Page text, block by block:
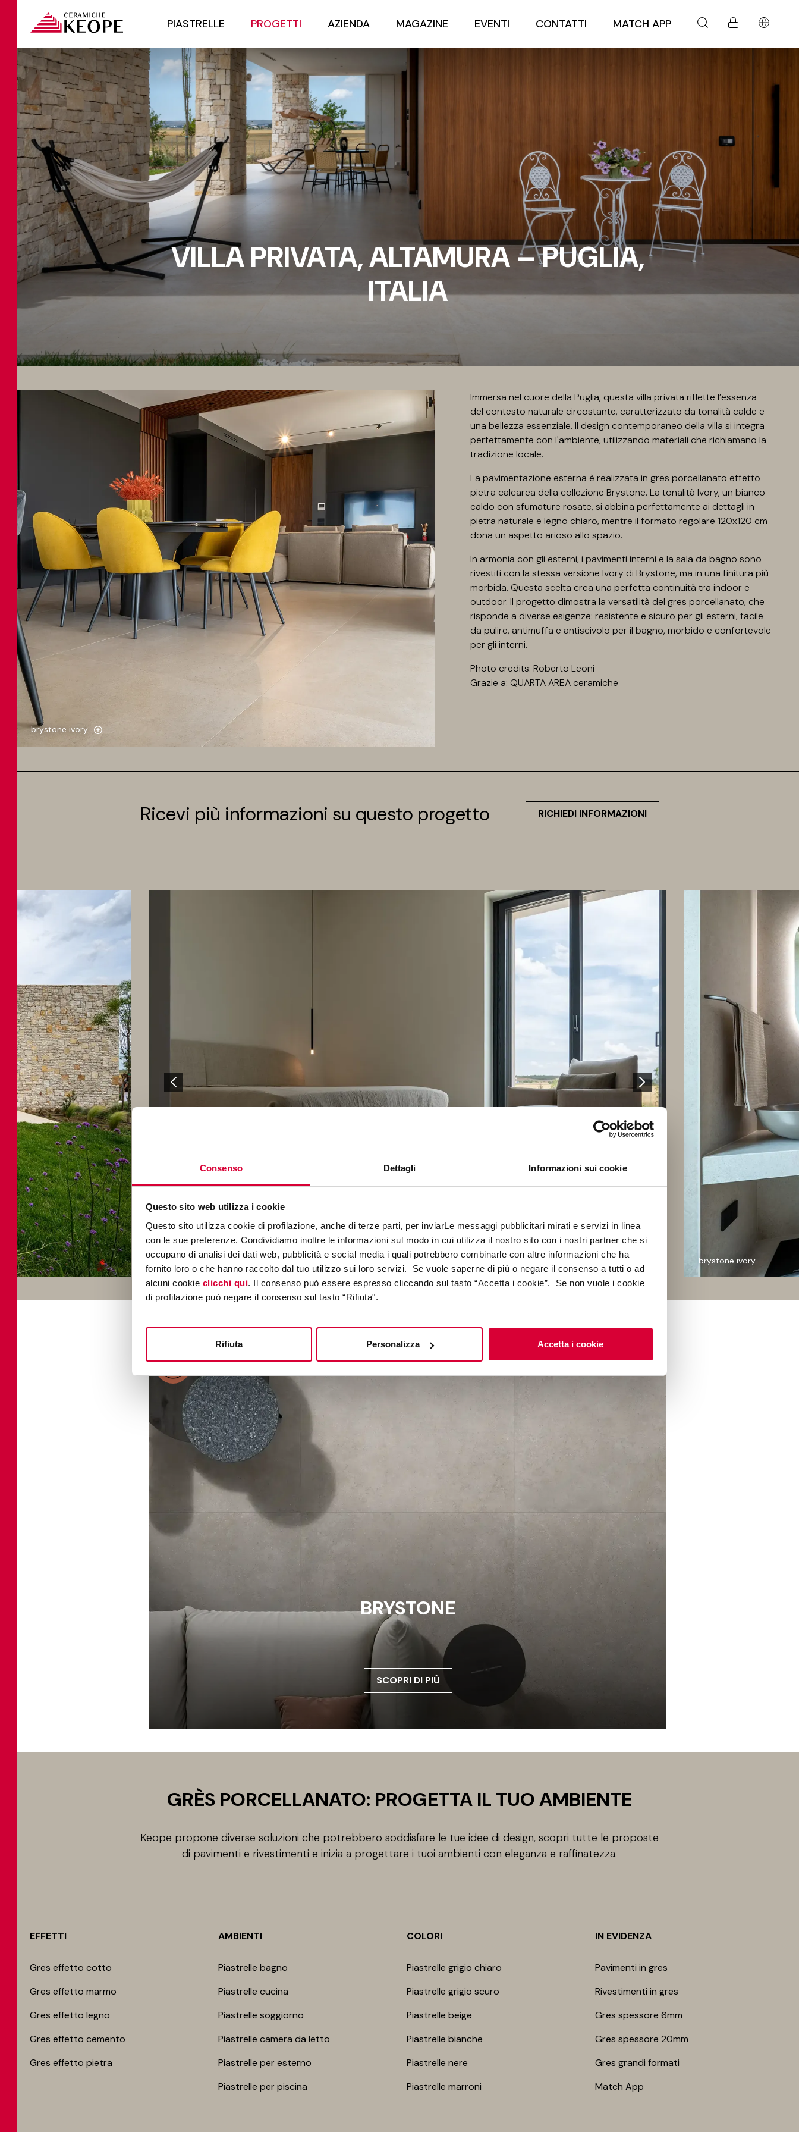
Consenso Dettagli Informazioni sui cookie
Questo sito web utilizza i cookie
Questo sito utilizza cookie di profilazione, anche di terze parti, per inviarLe messaggi pubblicitari mirati e servizi in linea
con le sue preferenze. Condividiamo inoltre le informazioni sul modo in cui utilizza il nostro sito con i nostri partner che si
occupano di analisi dei dati web, pubblicità e social media i quali potrebbero combinarle con altre informazioni che ha
fornito loro o che hanno raccolto dal tuo utilizzo sui loro servizi. Se vuole saperne di più o negare il consenso a tutti o ad
alcuni cookie clicchi qui. Il consenso può essere espresso cliccando sul tasto “Accetta i cookie”. Se non vuole i cookie
di profilazione può negare il consenso sul tasto “Rifiuta".
Rifiuta Personalizza Accetta i cookie
PIASTRELLE PROGETTI AZIENDA MAGAZINE EVENTI CONTATTI MATCH APP
VILLA PRIVATA, ALTAMURA – PUGLIA,
ITALIA
brystone ivory
Immersa nel cuore della Puglia, questa villa privata riflette l’essenza
del contesto naturale circostante, caratterizzato da tonalità calde e
una bellezza essenziale. Il design contemporaneo della villa si integra
perfettamente con l'ambiente, utilizzando materiali che richiamano la
tradizione locale.
La pavimentazione esterna è realizzata in gres porcellanato effetto
pietra calcarea della collezione Brystone. La tonalità Ivory, un bianco
caldo con sfumature rosate, si abbina perfettamente ai dettagli in
pietra naturale e legno chiaro, mentre il formato regolare 120x120 cm
dona un aspetto arioso allo spazio.
In armonia con gli esterni, i pavimenti interni e la sala da bagno sono
rivestiti con la stessa versione Ivory di Brystone, ma in una finitura più
morbida. Questa scelta crea una perfetta continuità tra indoor e
outdoor. Il progetto dimostra la versatilità del gres porcellanato, che
risponde a diverse esigenze: resistente e sicuro per gli esterni, facile
da pulire, antimuffa e antiscivolo per il bagno, morbido e confortevole
per gli interni.
Photo credits: Roberto Leoni
Grazie a: QUARTA AREA ceramiche
Ricevi più informazioni su questo progetto RICHIEDI INFORMAZIONI
brystone ivory brystone ivory
COLLEZIONI NEL PROGETTO
BRYSTONE
SCOPRI DI PIÙ
GRÈS PORCELLANATO: PROGETTA IL TUO AMBIENTE
Keope propone diverse soluzioni che potrebbero soddisfare le tue idee di design, scopri tutte le proposte
di pavimenti e rivestimenti e inizia a progettare i tuoi ambienti con eleganza e raffinatezza.
EFFETTI
Gres effetto cotto
Gres effetto marmo
Gres effetto legno
Gres effetto cemento
Gres effetto pietra
AMBIENTI
Piastrelle bagno
Piastrelle cucina
Piastrelle soggiorno
Piastrelle camera da letto
Piastrelle per esterno
Piastrelle per piscina
COLORI
Piastrelle grigio chiaro
Piastrelle grigio scuro
Piastrelle beige
Piastrelle bianche
Piastrelle nere
Piastrelle marroni
IN EVIDENZA
Pavimenti in gres
Rivestimenti in gres
Gres spessore 6mm
Gres spessore 20mm
Gres grandi formati
Match App